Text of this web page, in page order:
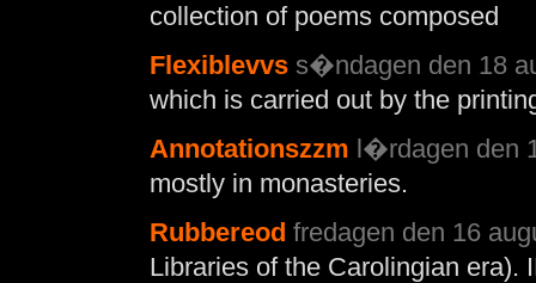
collection of poems composed
Flexiblevvs s�ndagen den 18
which is carried out by the
Annotationszzm l�rdagen den
mostly in monasteries.
Rubbereod fredagen den 16
Libraries of the Carolingian era).